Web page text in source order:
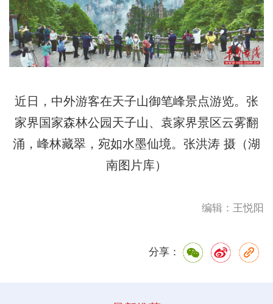
近日，中外游客在天子山御笔峰景点游览。张
家界国家森林公园天子山、袁家界景区云雾翻
涌，峰林藏翠，宛如水墨仙境。张洪涛 摄（湖
南图片库）
编辑：王悦阳
分享：